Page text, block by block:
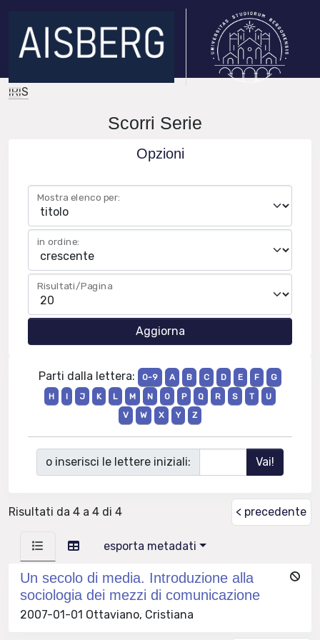
IRIS
Scorri Serie
Opzioni
Mostra elenco per:
in ordine:
Risultati/Pagina
Parti dalla lettera: 0-9 A B C D E F
G
H
I J K L M N O P Q R S T
U
V
W X Y Z
o inserisci le lettere iniziali:
Risultati da 4 a 4 di 4 < precedente
esporta metadati
Un secolo di media. Introduzione alla
sociologia dei mezzi di comunicazione
2007-01-01 Ottaviano, Cristiana